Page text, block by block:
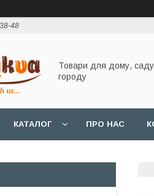
48
Товари для дому,
городу
КАТАЛОГ ПРО НАС